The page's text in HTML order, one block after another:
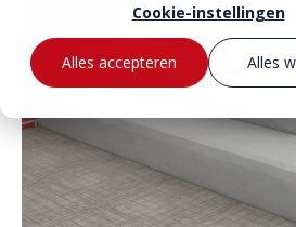
Cookie-instellingen
Alles accepteren
Alles
Downloads
Werken bij Vebo
Raamdorpels
Kozijnkaders
Kantplanken
Spuwers
Oplegblokken & sluitstenen
Raamdorpels
Vogelstenen
Borstweringssteunen
Werken bij Vebo
MVO
Certificaten
Verwerkingsadviezen
Prestatieverklaringen
CO2 footprints
Documentatie
Diversen
Contact met Vebo
Offerte aanvragen
Contactpersonen